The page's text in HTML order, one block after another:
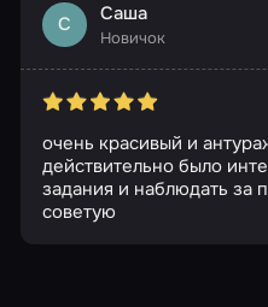
С Саша
Новичок
очень красивый и
действительно было
задания и наблюдать за
советую